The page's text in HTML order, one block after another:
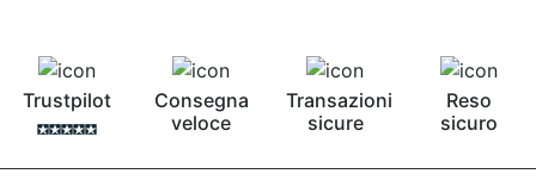
Trustpilot
Consegna
veloce
Transazioni
sicure
Reso
sicuro